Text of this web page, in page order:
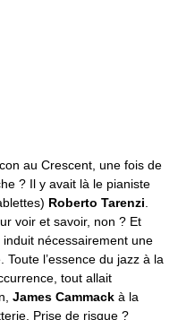
au Crescent, une fois de
? Il y avait là le pianiste
Roberto Tarenzi
voir et savoir, non ? Et
nécessairement une
l’essence du jazz à la
tout allait
James Cammack à la
Prise de risque ?